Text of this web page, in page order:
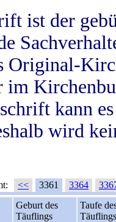
ist der
Original-
im
kann
wird
<< 3361 3364
Geburt des
Täuflings
Taufe
Täuflings